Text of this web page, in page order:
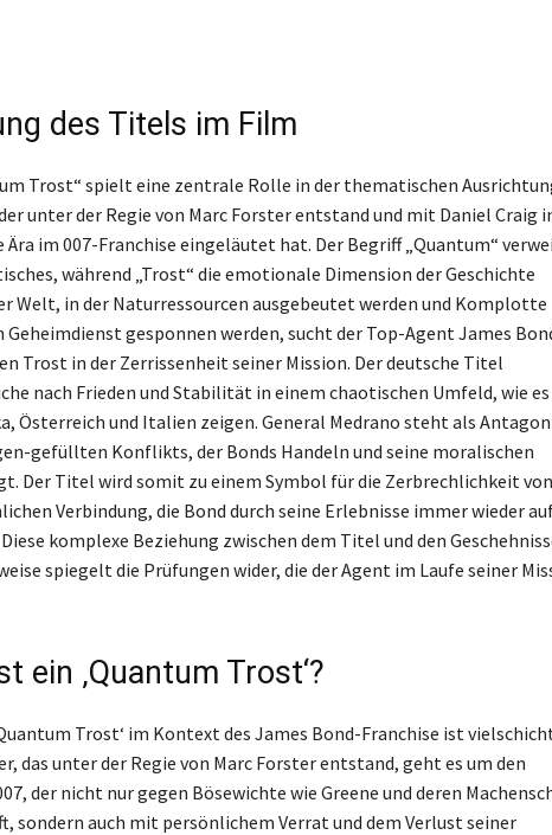
des Titels im Film
Trost“ spielt eine zentrale Rolle in der thematischen
unter der Regie von Marc Forster entstand und mit Daniel Craig
im 007-Franchise eingeläutet hat. Der Begriff „Quantum“
während „Trost“ die emotionale Dimension der Geschichte
Welt, in der Naturressourcen ausgebeutet werden und Komplotte
gesponnen werden, sucht der Top-Agent James
Trost in der Zerrissenheit seiner Mission. Der deutsche Titel
nach Frieden und Stabilität in einem chaotischen Umfeld, wie es
Österreich und Italien zeigen. General Medrano steht als
gefüllten Konflikts, der Bonds Handeln und seine moralischen
Der Titel wird somit zu einem Symbol für die Zerbrechlichkeit von
Verbindung, die Bond durch seine Erlebnisse immer wieder
komplexe Beziehung zwischen dem Titel und den
spiegelt die Prüfungen wider, die der Agent im Laufe seiner
ein ‚Quantum Trost‘?
Trost‘ im Kontext des James Bond-Franchise ist
das unter der Regie von Marc Forster entstand, geht es um den
der nicht nur gegen Bösewichte wie Greene und deren
sondern auch mit persönlichem Verrat und dem Verlust seiner